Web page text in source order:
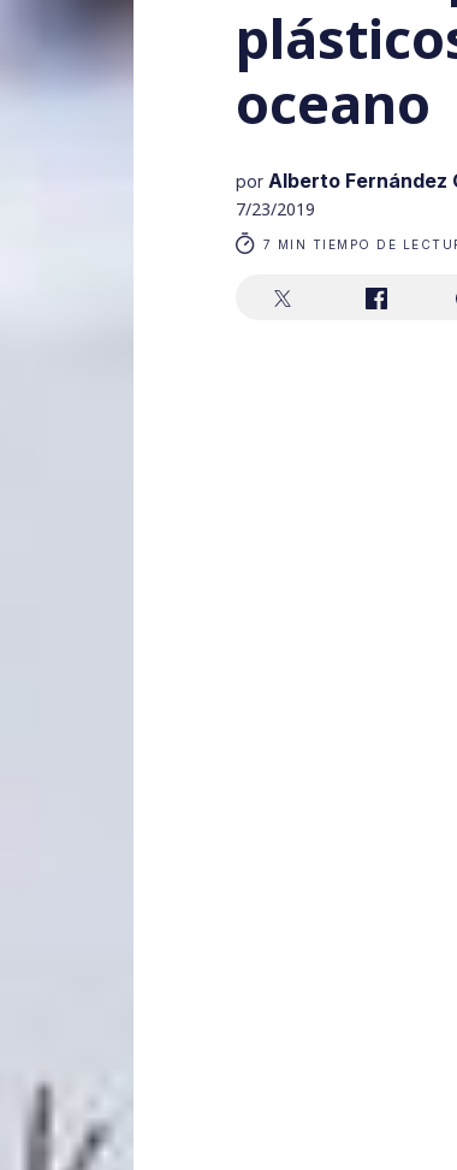
oceano
por Alberto Fernández
7/23/2019
7 MIN TIEMPO DE